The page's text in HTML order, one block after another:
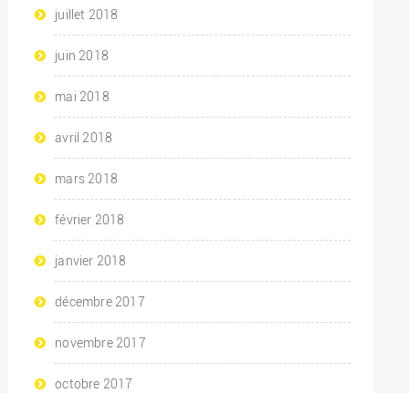
juillet 2018
juin 2018
mai 2018
avril 2018
mars 2018
février 2018
janvier 2018
décembre 2017
novembre 2017
octobre 2017